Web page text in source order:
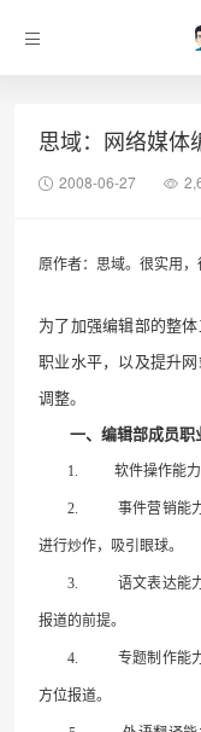
思域：网络媒体
2008-06-27
原作者：思域。很实用，
为了加强编辑部的整
职业水平，以及提升
调整。
一、编辑部成员职业
1. 软件操作能
2. 事件营销能
进行炒作，吸引眼球。
3. 语文表达能
报道的前提。
4. 专题制作能
方位报道。